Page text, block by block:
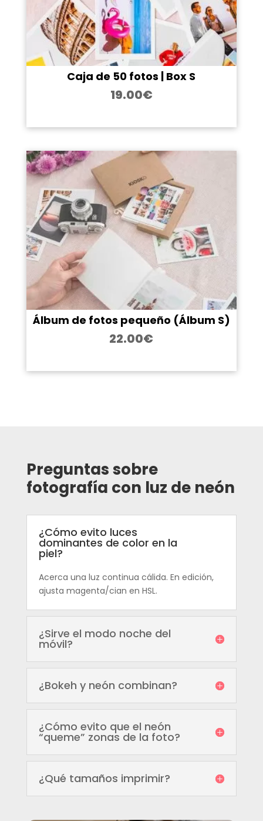
Caja de 50 fotos | Box S
19.00€
Álbum de fotos pequeño (Álbum S)
22.00€
Preguntas sobre
fotografía con luz de neón
¿Cómo evito luces
dominantes de color en la
piel?
Acerca una luz continua cálida. En edición,
ajusta magenta/cian en HSL.
¿Sirve el modo noche del
móvil?
¿Bokeh y neón combinan?
¿Cómo evito que el neón
“queme” zonas de la foto?
¿Qué tamaños imprimir?